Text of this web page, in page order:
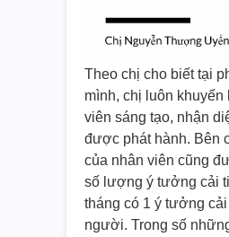
Theo chị cho biết tại
mình, chị luôn khuyến
viên sáng tạo, nhận
được phát hành. Bên
của nhân viên cũng
số lượng ý tưởng cải
tháng có 1 ý tưởng
người. Trong số